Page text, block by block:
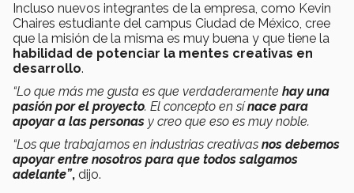
Incluso nuevos integrantes de la empresa, como Kevin
Chaires estudiante del campus Ciudad de México, cree
que la misión de la misma es muy buena y que tiene la
habilidad de potenciar la mentes creativas en
desarrollo.
“Lo que más me gusta es que verdaderamente hay una
pasión por el proyecto. El concepto en sínace para
apoyar a las personas y creo que eso es muy noble.
“Los que trabajamos en industrias creativas nos debemos
apoyar entre nosotros para que todos salgamos
adelante”, dijo.